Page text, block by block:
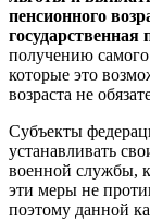
пенсионного
государственная
получению самого
которые это
возраста не
Субъекты
устанавливать
военной службы,
эти меры не
поэтому данной